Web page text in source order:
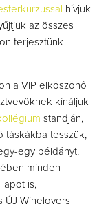
hívjuk
az összes
terjesztünk
a VIP elköszönő
kínáljuk
standján,
táskákba tesszük,
egy példányt,
minden
is,
ÚJ Winelovers